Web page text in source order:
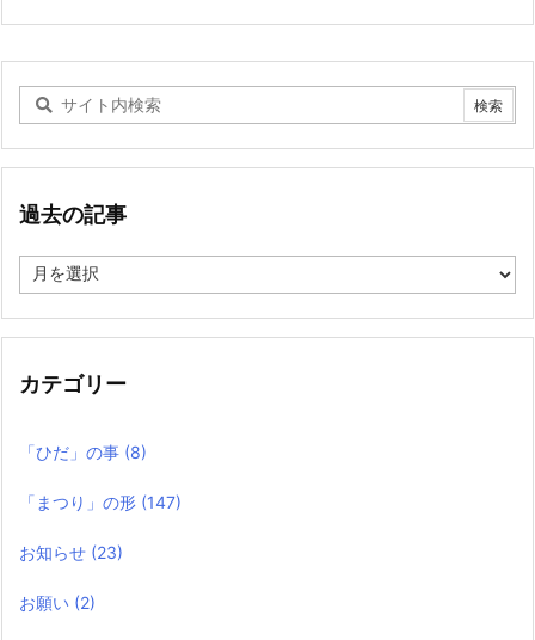
過去の記事
去
記
カテゴリー
「ひだ」の事 (8)
「まつり」の形 (147)
お知らせ (23)
お願い (2)